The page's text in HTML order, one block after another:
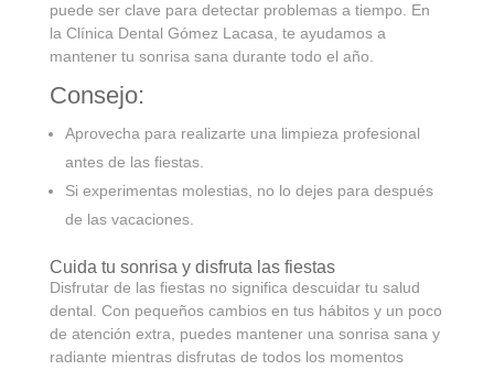
puede ser clave para detectar problemas a tiempo. En
la Clínica Dental Gómez Lacasa, te ayudamos a
mantener tu sonrisa sana durante todo el año.
Consejo:
Aprovecha para realizarte una limpieza profesional
antes de las fiestas.
Si experimentas molestias, no lo dejes para después
de las vacaciones.
Cuida tu sonrisa y disfruta las fiestas
Disfrutar de las fiestas no significa descuidar tu salud
dental. Con pequeños cambios en tus hábitos y un poco
de atención extra, puedes mantener una sonrisa sana y
radiante mientras disfrutas de todos los momentos